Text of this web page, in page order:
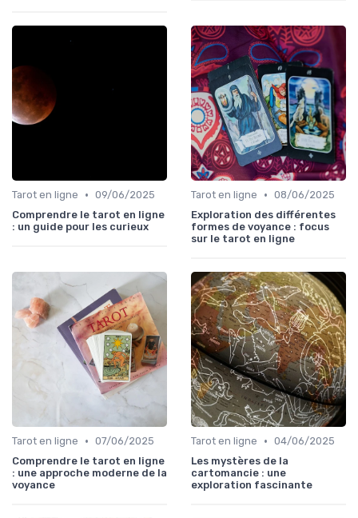
Tarot en ligne • 09/06/2025
Comprendre le tarot en ligne
: un guide pour les curieux
Tarot en ligne • 08/06/2025
Exploration des différentes
formes de voyance : focus
sur le tarot en ligne
Tarot en ligne • 07/06/2025
Comprendre le tarot en ligne
: une approche moderne de la
voyance
Tarot en ligne • 04/06/2025
Les mystères de la
cartomancie : une
exploration fascinante